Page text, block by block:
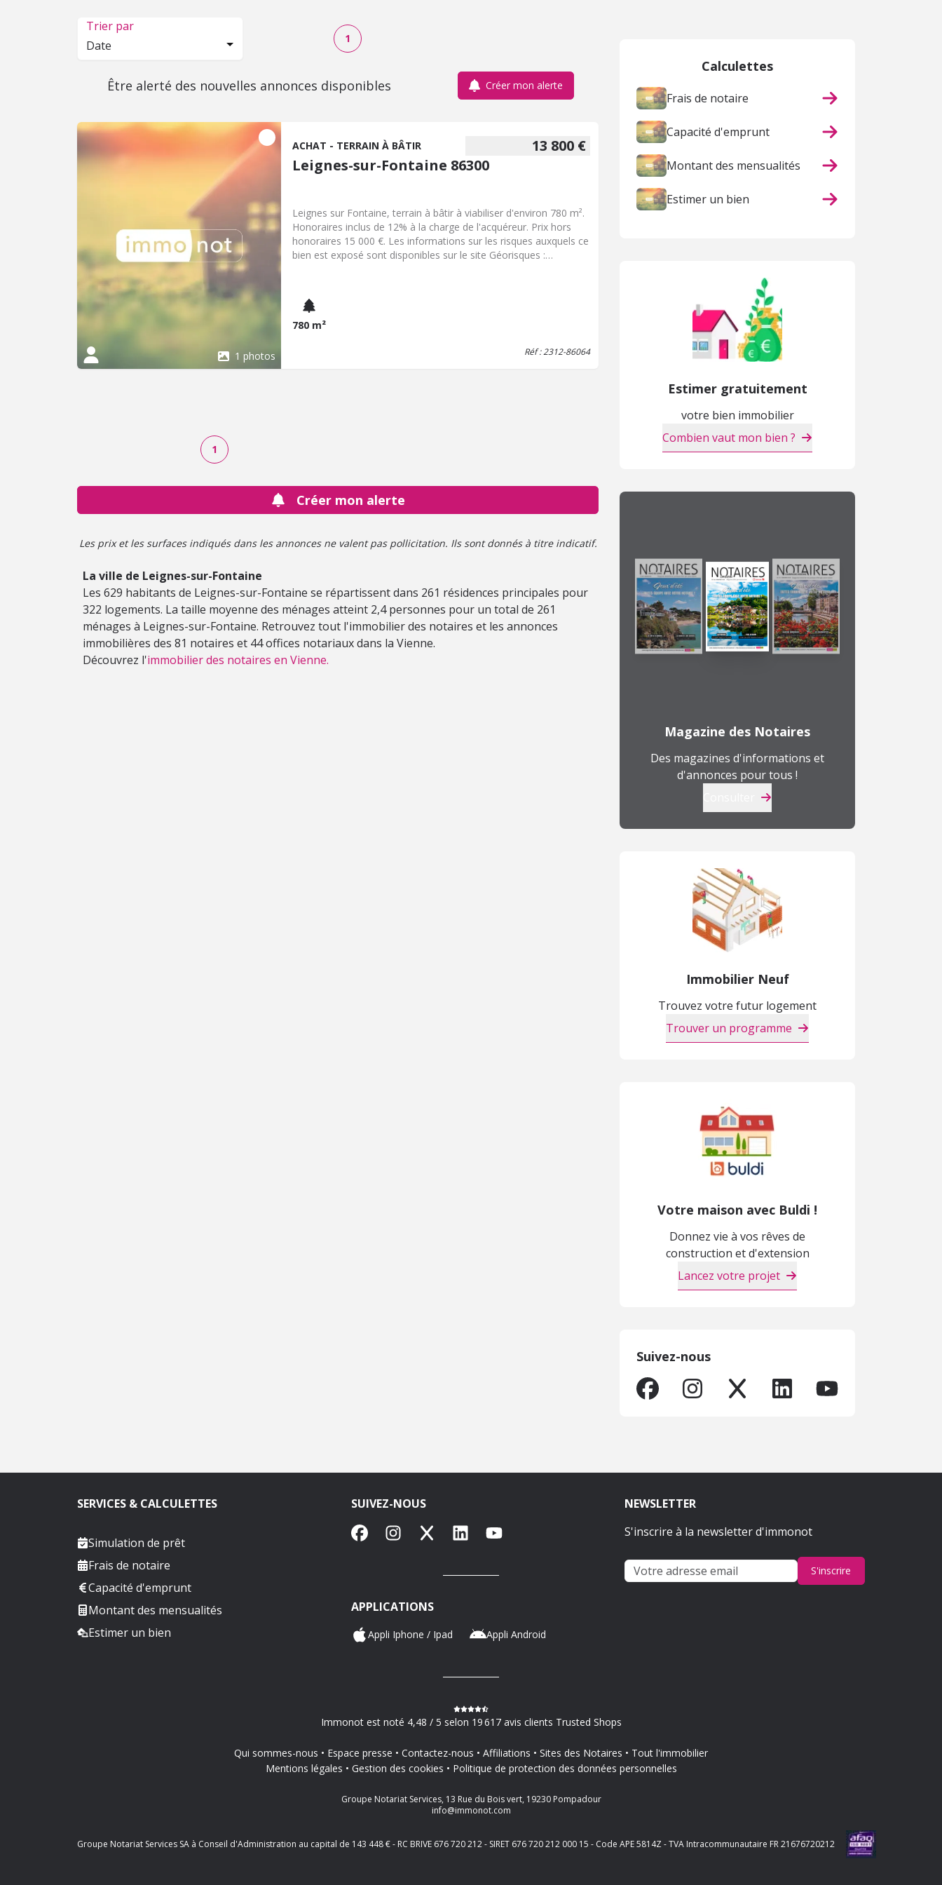
Trier par
Date
1
Être alerté des nouvelles annonces disponibles Créer mon alerte
1 photos
13 800 €
ACHAT - TERRAIN À BÂTIR
Leignes-sur-Fontaine 86300
Leignes sur Fontaine, terrain à bâtir à viabiliser d'environ 780 m².
Honoraires inclus de 12% à la charge de l'acquéreur. Prix hors
honoraires 15 000 €. Les informations sur les risques auxquels ce
bien est exposé sont disponibles sur le site Géorisques :
780 m²
Réf : 2312-86064
1
Créer mon alerte
Les prix et les surfaces indiqués dans les annonces ne valent pas pollicitation. Ils sont donnés à titre indicatif.
La ville de Leignes-sur-Fontaine
Les 629 habitants de Leignes-sur-Fontaine se répartissent dans 261 résidences principales pour
322 logements. La taille moyenne des ménages atteint 2,4 personnes pour un total de 261
ménages à Leignes-sur-Fontaine. Retrouvez tout l'immobilier des notaires et les annonces
immobilières des 81 notaires et 44 offices notariaux dans la Vienne.
Découvrez l'immobilier des notaires en Vienne.
Calculettes
Frais de notaire
Capacité d'emprunt
Montant des mensualités
Estimer un bien
Estimer gratuitement
votre bien immobilier
Combien vaut mon bien ?
Magazine des Notaires
Des magazines d'informations et
d'annonces pour tous !
Immobilier Neuf
Trouvez votre futur logement
Trouver un programme
Votre maison avec Buldi !
Donnez vie à vos rêves de
construction et d'extension
Lancez votre projet
Suivez-nous
SERVICES & CALCULETTES
Simulation de prêt
Frais de notaire
Capacité d'emprunt
Montant des mensualités
Estimer un bien
SUIVEZ-NOUS
FacebookInstagram
X LinkedInYouTube
APPLICATIONS
Appli Iphone / Ipad Appli Android
NEWSLETTER
S'inscrire à la newsletter d'immonot
S'inscrire
Immonot est noté 4,48 / 5 selon 19 617 avis clients Trusted Shops
Qui sommes-nous Espace presse Contactez-nous Affiliations Sites des Notaires
Tout l'immobilier
Mentions légales
Gestion des cookies Politique de protection des données personnelles
Groupe Notariat Services, 13 Rue du Bois vert, 19230 Pompadour
info@immonot.com
Groupe Notariat Services SA à Conseil d'Administration au capital de 143 448 € - RC BRIVE 676 720 212 - SIRET 676 720 212 000 15 - Code APE 5814Z - TVA Intracommunautaire FR 21676720212